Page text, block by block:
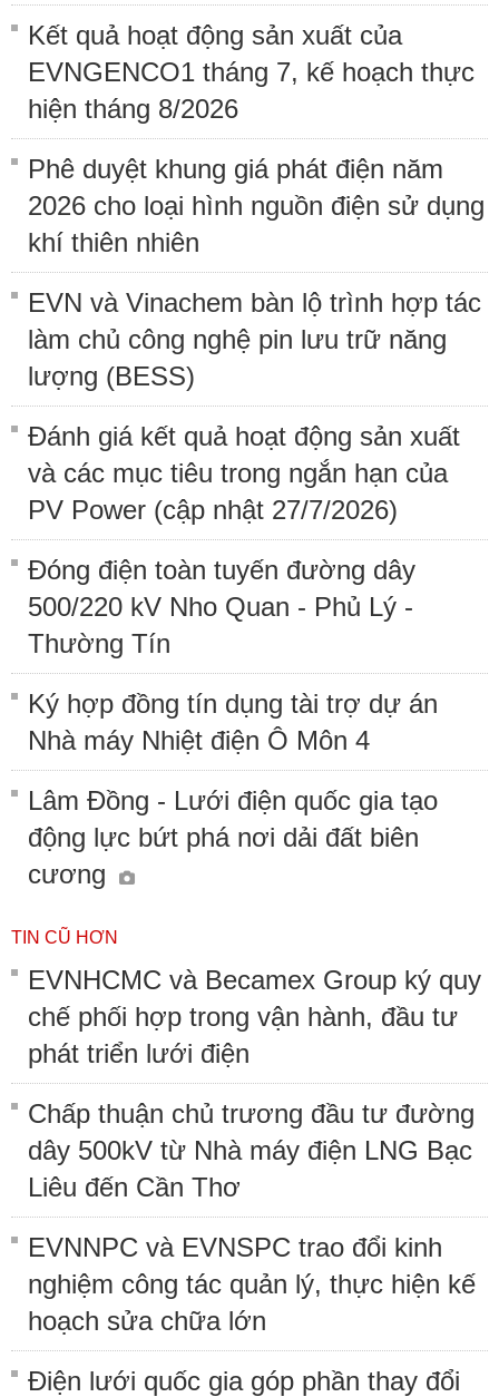
Kết quả hoạt động sản xuất của
EVNGENCO1 tháng 7, kế hoạch thực
hiện tháng 8/2026
Phê duyệt khung giá phát điện năm
2026 cho loại hình nguồn điện sử dụng
khí thiên nhiên
EVN và Vinachem bàn lộ trình hợp tác
làm chủ công nghệ pin lưu trữ năng
lượng (BESS)
Đánh giá kết quả hoạt động sản xuất
và các mục tiêu trong ngắn hạn của
PV Power (cập nhật 27/7/2026)
Đóng điện toàn tuyến đường dây
500/220 kV Nho Quan - Phủ Lý -
Thường Tín
Ký hợp đồng tín dụng tài trợ dự án
Nhà máy Nhiệt điện Ô Môn 4
Lâm Đồng - Lưới điện quốc gia tạo
động lực bứt phá nơi dải đất biên
cương
TIN CŨ HƠN
EVNHCMC và Becamex Group ký quy
chế phối hợp trong vận hành, đầu tư
phát triển lưới điện
Chấp thuận chủ trương đầu tư đường
dây 500kV từ Nhà máy điện LNG Bạc
Liêu đến Cần Thơ
EVNNPC và EVNSPC trao đổi kinh
nghiệm công tác quản lý, thực hiện kế
hoạch sửa chữa lớn
Điện lưới quốc gia góp phần thay đổi